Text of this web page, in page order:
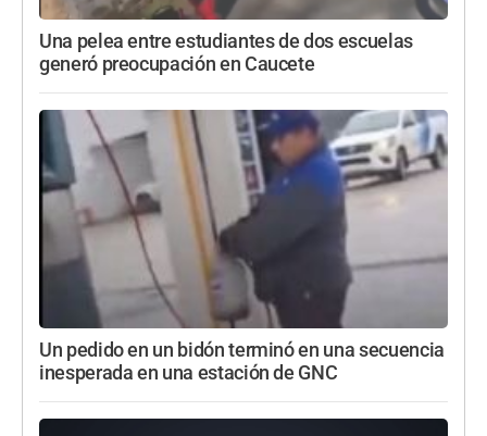
Una pelea entre estudiantes de dos escuelas
generó preocupación en Caucete
Un pedido en un bidón terminó en una secuencia
inesperada en una estación de GNC